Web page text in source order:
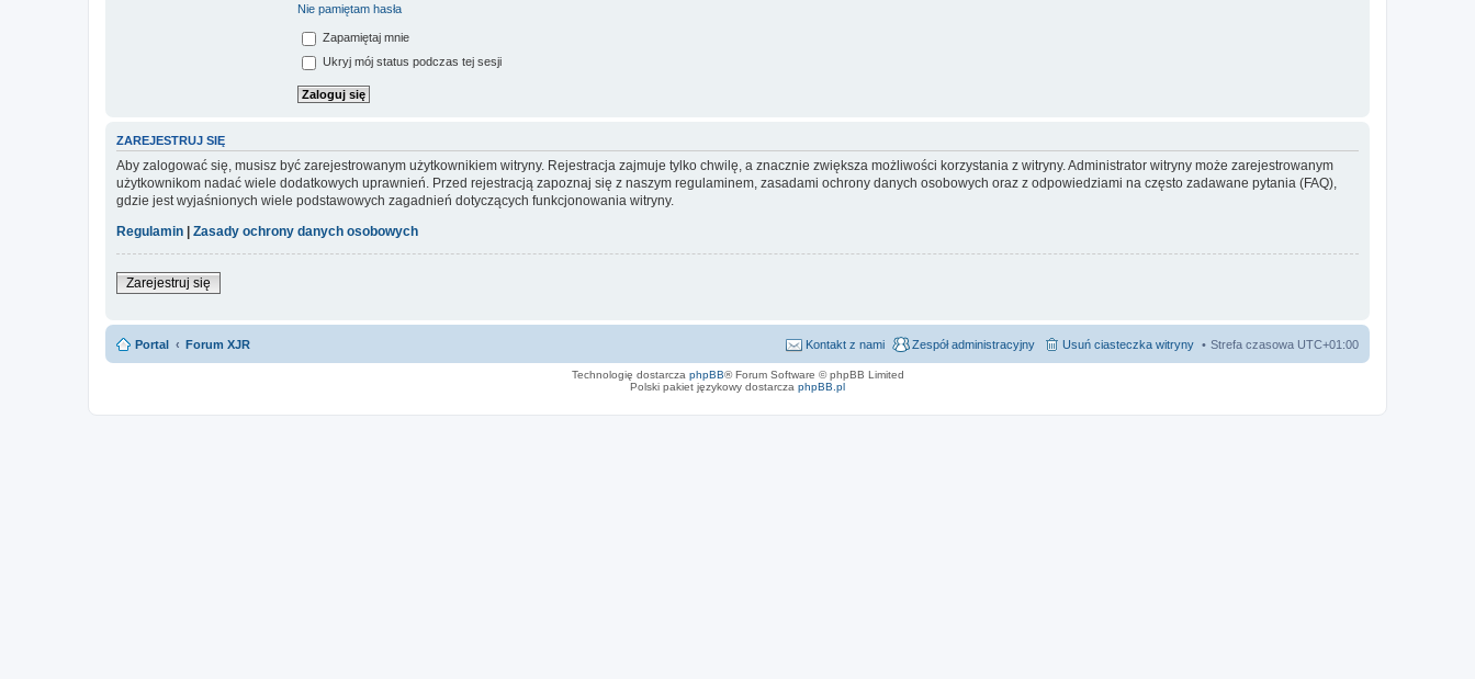
Nie pamiętam hasła
Zapamiętaj mnie
Ukryj mój status podczas tej sesji
ZAREJESTRUJ SIĘ
Aby zalogować się, musisz być zarejestrowanym użytkownikiem witryny. Rejestracja zajmuje tylko chwilę, a znacznie zwiększa możliwości korzystania z witryny. Administrator witryny może zarejestrowanym
użytkownikom nadać wiele dodatkowych uprawnień. Przed rejestracją zapoznaj się z naszym regulaminem, zasadami ochrony danych osobowych oraz z odpowiedziami na często zadawane pytania (FAQ),
gdzie jest wyjaśnionych wiele podstawowych zagadnień dotyczących funkcjonowania witryny.
Regulamin
Zasady ochrony danych osobowych
Zarejestruj się
Portal Forum XJR Strefa czasowa UTC+01:00
Usuń ciasteczka witryny
Zespół administracyjny
Kontakt z nami
Technologię dostarcza phpBB® Forum Software © phpBB Limited
Polski pakiet językowy dostarcza phpBB.pl